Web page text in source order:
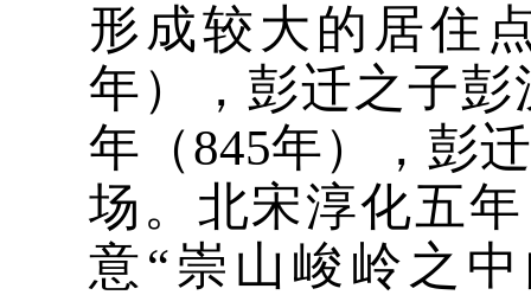
形成较大的居住
年），彭迁之子
年（845年），彭
场。北宋淳化五
意“崇山峻岭之